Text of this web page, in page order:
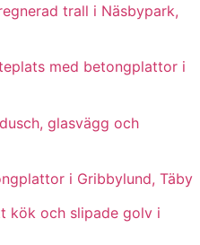
trall i Näsbypark,
med betongplattor i
glasvägg och
i Gribbylund, Täby
kök och slipade golv i